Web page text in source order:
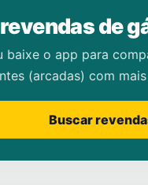
de
baixe o app para
(arcadas) com
Buscar